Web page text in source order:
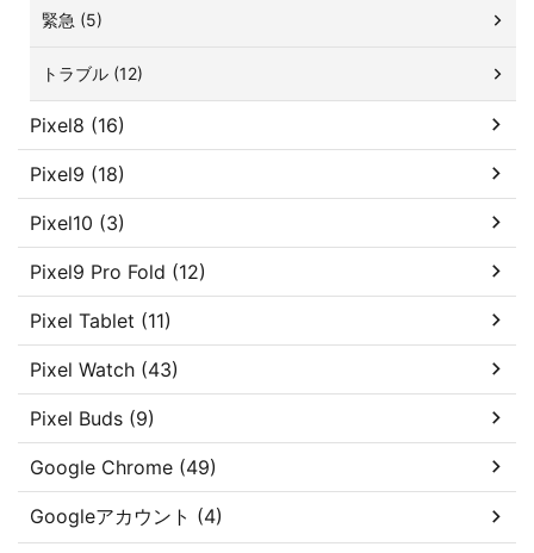
緊急 (5)
トラブル (12)
Pixel8 (16)
Pixel9 (18)
Pixel10 (3)
Pixel9 Pro Fold (12)
Pixel Tablet (11)
Pixel Watch (43)
Pixel Buds (9)
Google Chrome (49)
Googleアカウント (4)